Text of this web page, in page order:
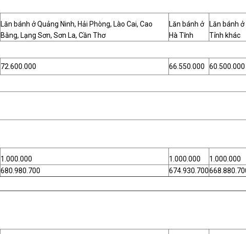
Lăn bánh ở Quảng Ninh, Hải Phòng, Lào Cai, Cao
Bằng, Lạng Sơn, Sơn La, Cần Thơ
Lăn bánh ở
Hà Tĩnh
Lăn bánh ở
Tỉnh khác
72.600.000 66.550.000 60.500.000
1.000.000 1.000.000
1.000.000
680.980.700 674.930.700